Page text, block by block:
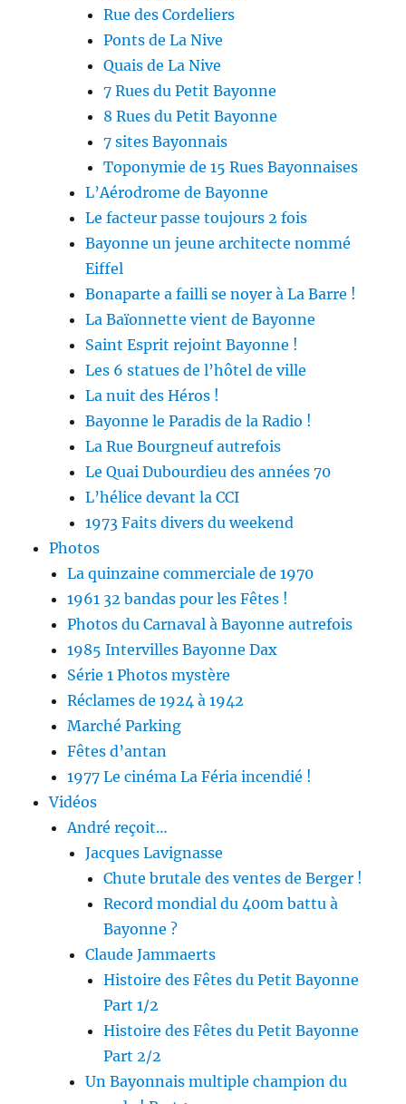
Rue des Cordeliers
Ponts de La Nive
Quais de La Nive
7 Rues du Petit Bayonne
8 Rues du Petit Bayonne
7 sites Bayonnais
Toponymie de 15 Rues Bayonnaises
L’Aérodrome de Bayonne
Le facteur passe toujours 2 fois
Bayonne un jeune architecte nommé
Eiffel
Bonaparte a failli se noyer à La Barre !
La Baïonnette vient de Bayonne
Saint Esprit rejoint Bayonne !
Les 6 statues de l’hôtel de ville
La nuit des Héros !
Bayonne le Paradis de la Radio !
La Rue Bourgneuf autrefois
Le Quai Dubourdieu des années 70
L’hélice devant la CCI
1973 Faits divers du weekend
Photos
La quinzaine commerciale de 1970
1961 32 bandas pour les Fêtes !
Photos du Carnaval à Bayonne autrefois
1985 Intervilles Bayonne Dax
Série 1 Photos mystère
Réclames de 1924 à 1942
Marché Parking
Fêtes d’antan
1977 Le cinéma La Féria incendié !
Vidéos
André reçoit…
Jacques Lavignasse
Chute brutale des ventes de Berger !
Record mondial du 400m battu à
Bayonne ?
Claude Jammaerts
Histoire des Fêtes du Petit Bayonne
Part 1/2
Histoire des Fêtes du Petit Bayonne
Part 2/2
Un Bayonnais multiple champion du